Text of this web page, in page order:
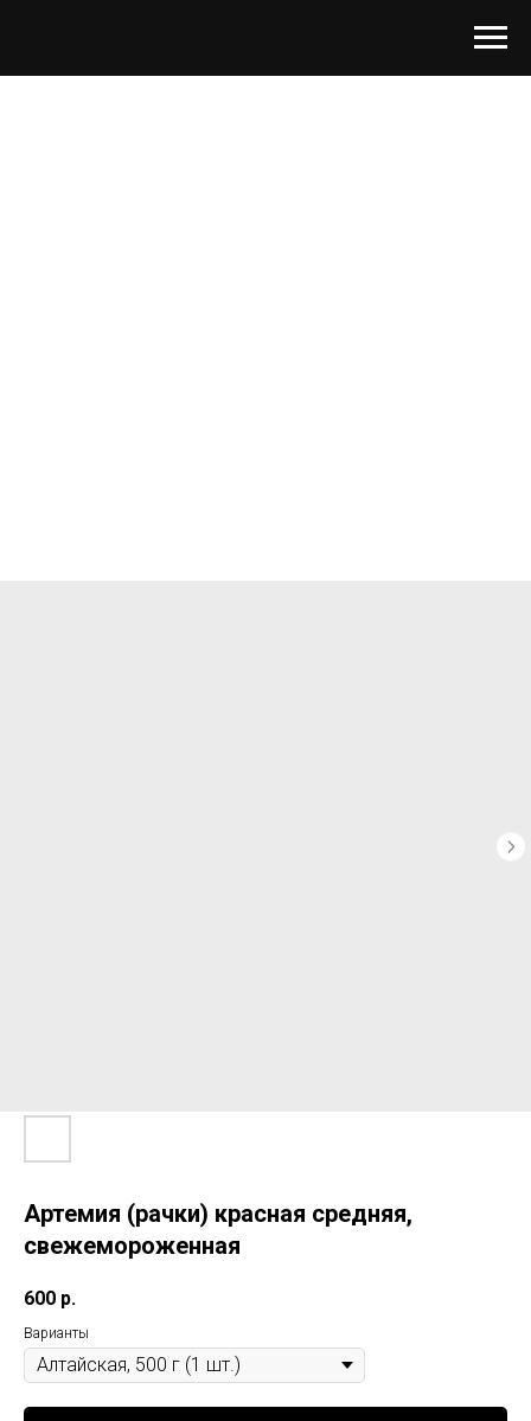
Артемия (рачки) красная средняя,
свежемороженная
600 р.
Варианты